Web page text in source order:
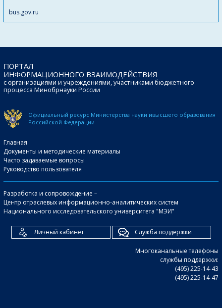
bus.gov.ru
ПОРТАЛ
ИНФОРМАЦИОННОГО ВЗАИМОДЕЙСТВИЯ
с организациями и учреждениями, участниками бюджетного
процесса Минобрнауки России
Официальный ресурс Министерства науки ивысшего образования
Российской Федерации
Главная
Документы и методические материалы
Часто задаваемые вопросы
Руководство пользователя
Разработка и сопровождение –
Центр отраслевых информационно-аналитических систем
Национального исследовательского университета "МЭИ"
Личный кабинет Служба поддержки
Многоканальные телефоны
службы поддержки:
(495) 225-14-43
(495) 225-14-47